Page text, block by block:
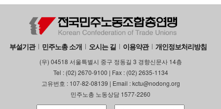
부설기관 민주노총 소개 오시는 길 이용약관 개인정보처리방침
(우) 04518 서울특별시 중구 정동길 3 경향신문사 14층
Tel : (02) 2670-9100 | Fax : (02) 2635-1134
고유번호 : 107-82-08139 | Email : kctu@nodong.org
민주노총 노동상담 1577-2260